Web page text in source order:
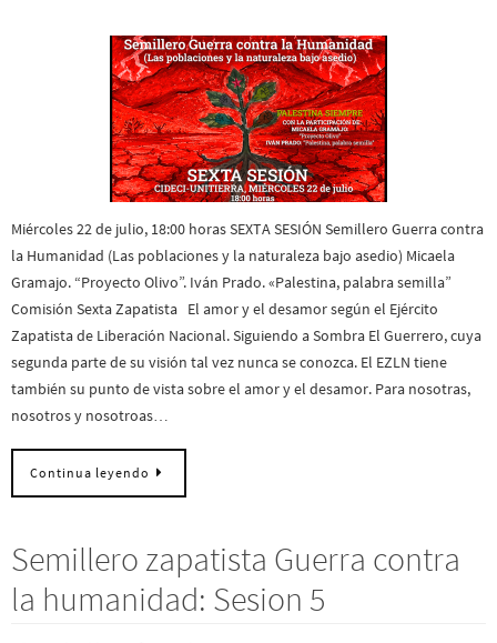
Miércoles 22 de julio, 18:00 horas SEXTA SESIÓN Semillero Guerra contra
la Humanidad (Las poblaciones y la naturaleza bajo asedio) Micaela
Gramajo. “Proyecto Olivo”. Iván Prado. «Palestina, palabra semilla”
Comisión Sexta Zapatista El amor y el desamor según el Ejército
Zapatista de Liberación Nacional. Siguiendo a Sombra El Guerrero, cuya
segunda parte de su visión tal vez nunca se conozca. El EZLN tiene
también su punto de vista sobre el amor y el desamor. Para nosotras,
nosotros y nosotroas…
Continua leyendo
Semillero zapatista Guerra contra
la humanidad: Sesion 5